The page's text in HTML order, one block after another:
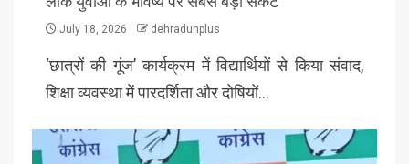
July 18, 2026 dehradunplus
‘छात्रों की गूंज’ कार्यक्रम में विद्यार्थियों से किया संवाद,
शिक्षा व्यवस्था में पारदर्शिता और दोषियों…